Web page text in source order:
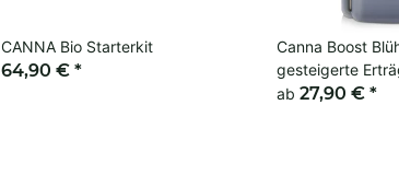
CANNA Bio Starterkit
64,90 € *
Canna Boost
gesteigerte
ab 27,90 € *